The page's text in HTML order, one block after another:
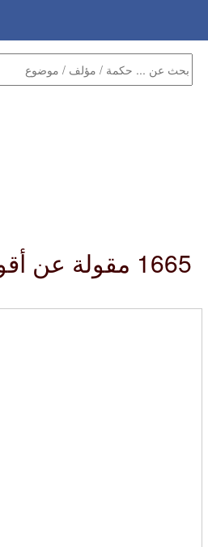
1665 مقولة عن أقوال عن التضحية و الحب :